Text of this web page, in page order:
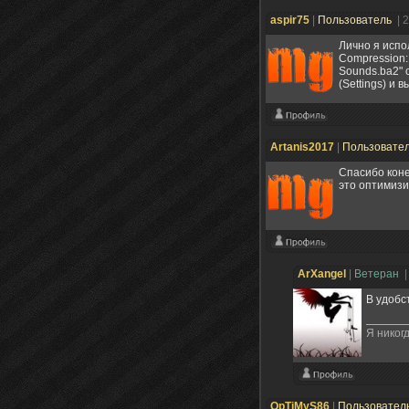
aspir75 Пользователь
|
Лично я
Sounds.ba2"
(Settings) и
Artanis2017
Спасибо
это
ArXangel Ветеран
В
Я
OpTiMyS86